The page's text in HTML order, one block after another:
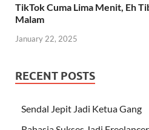
TikTok Cuma Lima Menit, Eh
Malam
January 22, 2025
RECENT POSTS
Sendal Jepit Jadi Ketua Gang